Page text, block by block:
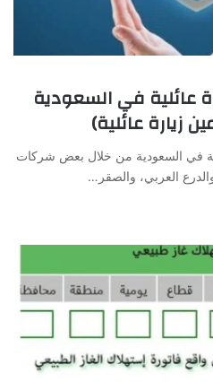
عائلية في السعودية
في السعودية من خلال بعض شركات
العربي، والصقر…